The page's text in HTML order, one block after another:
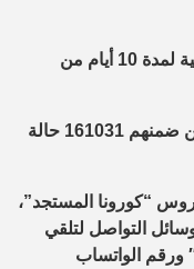
وقال “مجاهد” إنه طبقًا لتوصيات منظمة الصحة العالمية الصادرة في ٢٧ مايو ٢٠٢٠، فإن زوال الأعراض المرضية لمدة 10 أيام من
وذكر “مجاهد” أن إجمالي العدد الذي تم تسجيله في مصر بفيروس كورونا المستجد حتى الأربعاء، هو 212961 من ضمنهم 161031 حالة
“كورونا المستجد”،
التواصل لتلقي
المواطنين بشأن فيروس كورونا المستجد والأمراض المعدية، منها الخط الساخن “105”، و”15335″ ورقم الواتساب